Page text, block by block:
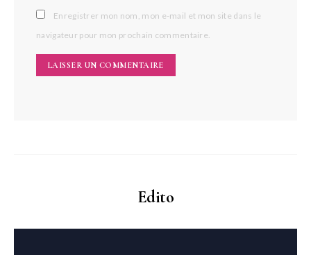
Enregistrer mon nom, mon e-mail et mon site dans le
navigateur pour mon prochain commentaire.
Edito